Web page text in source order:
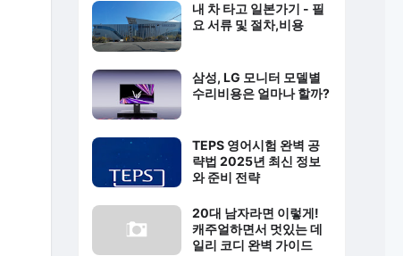
내 차 타고 일본가기 - 필
요 서류 및 절차,비용
삼성, LG 모니터 모델별
수리비용은 얼마나 할까?
TEPS 영어시험 완벽 공
략법 2025년 최신 정보
와 준비 전략
20대 남자라면 이렇게!
캐주얼하면서 멋있는 데
일리 코디 완벽 가이드